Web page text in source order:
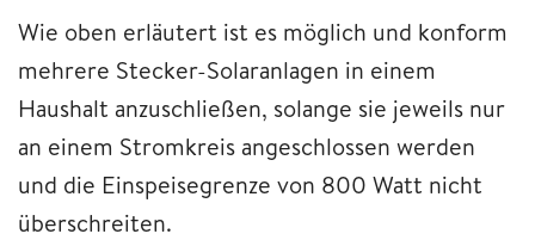
Wie oben erläutert ist es möglich und konform
mehrere Stecker-Solaranlagen in einem
Haushalt anzuschließen, solange sie jeweils nur
an einem Stromkreis angeschlossen werden
und die Einspeisegrenze von 800 Watt nicht
überschreiten.